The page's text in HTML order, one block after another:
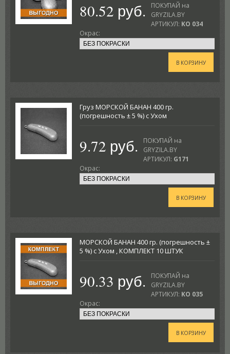
80.52 руб.
ПОКУПАЙ на
GRYZILA.BY
АРТИКУЛ: KO 034
Окрас:
В КОРЗИНУ
Груз МОРСКОЙ БАНАН 400 гр.
(погрешность ± 5 %) с Ухом
9.72 руб.
ПОКУПАЙ на
GRYZILA.BY
АРТИКУЛ: G171
Окрас:
В КОРЗИНУ
МОРСКОЙ БАНАН 400 гр. (погрешность ±
5 %) с Ухом , КОМПЛЕКТ 10 ШТУК
90.33 руб.
ПОКУПАЙ на
GRYZILA.BY
АРТИКУЛ: KO 035
Окрас:
В КОРЗИНУ